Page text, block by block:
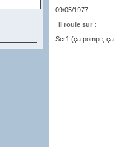
09/05/1977
Il roule sur :
Scr1 (ça pompe, ça